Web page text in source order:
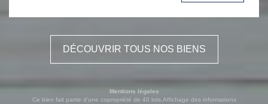
DÉCOUVRIR TOUS NOS BIENS
Mentions légales
Ce bien fait partie d'une copropriété de 40 lots.Affichage des informations